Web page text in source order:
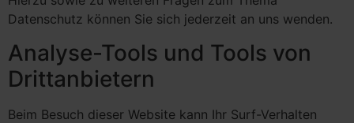
Datenschutz können Sie sich jederzeit an uns wenden.
Analyse-Tools und Tools von
Dritt­anbietern
Beim Besuch dieser Website kann Ihr Surf-Verhalten